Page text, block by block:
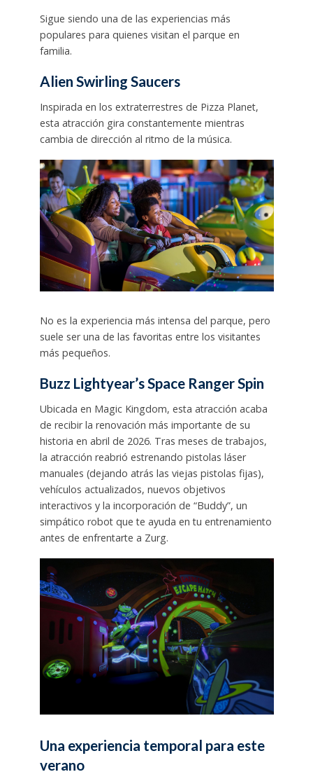
Sigue siendo una de las experiencias más
populares para quienes visitan el parque en
familia.
Alien Swirling Saucers
Inspirada en los extraterrestres de Pizza Planet,
esta atracción gira constantemente mientras
cambia de dirección al ritmo de la música.
No es la experiencia más intensa del parque, pero
suele ser una de las favoritas entre los visitantes
más pequeños.
Buzz Lightyear’s Space Ranger Spin
Ubicada en Magic Kingdom, esta atracción acaba
de recibir la renovación más importante de su
historia en abril de 2026. Tras meses de trabajos,
la atracción reabrió estrenando pistolas láser
manuales (dejando atrás las viejas pistolas fijas),
vehículos actualizados, nuevos objetivos
interactivos y la incorporación de “Buddy”, un
simpático robot que te ayuda en tu entrenamiento
antes de enfrentarte a Zurg.
Una experiencia temporal para este
verano